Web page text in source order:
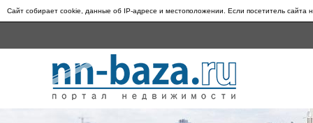
Сайт собирает cookie, данные об IP-адресе и местоположении. Если посетитель сайта